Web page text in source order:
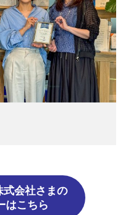
式会社さまの
はこちら